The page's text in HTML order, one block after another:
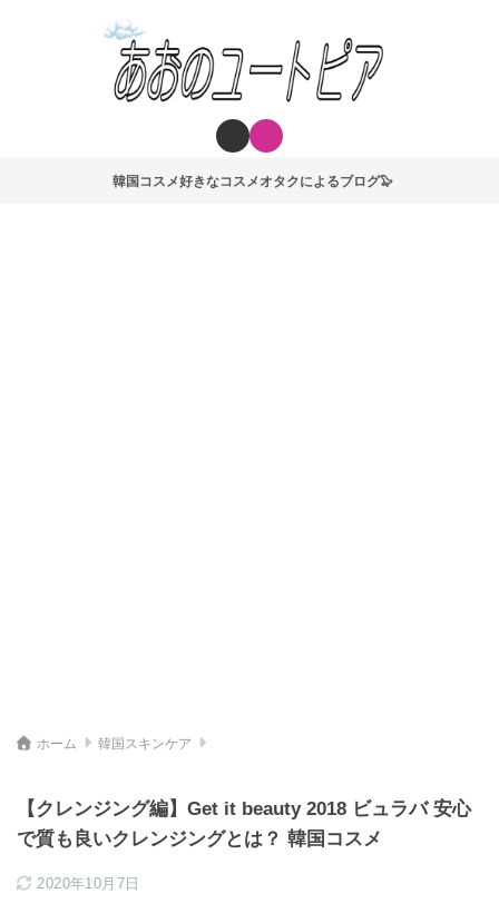
韓国コスメ好きなコスメオタクによるブログ🦭
ホーム 韓国スキンケア
【クレンジング編】Get it beauty 2018 ビュラバ 安心
で質も良いクレンジングとは？ 韓国コスメ
2020年10月7日